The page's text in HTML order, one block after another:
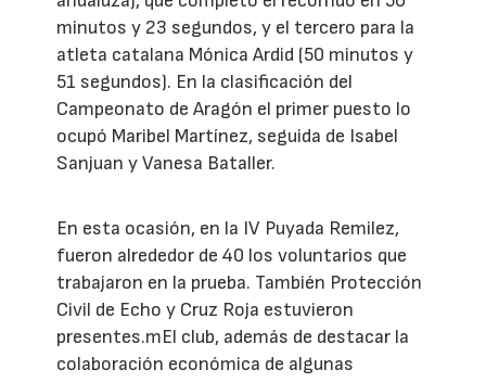
minutos y 23 segundos, y el tercero para la
atleta catalana Mónica Ardid (50 minutos y
51 segundos). En la clasificación del
Campeonato de Aragón el primer puesto lo
ocupó Maribel Martínez, seguida de Isabel
Sanjuan y Vanesa Bataller.
En esta ocasión, en la IV Puyada Remilez,
fueron alrededor de 40 los voluntarios que
trabajaron en la prueba. También Protección
Civil de Echo y Cruz Roja estuvieron
presentes.mEl club, además de destacar la
colaboración económica de algunas